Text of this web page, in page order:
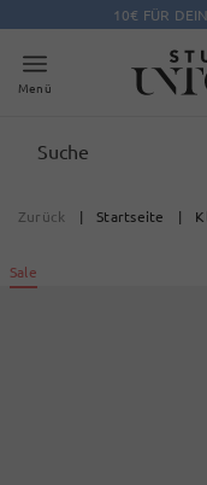
10€ FÜR
Menü
Zurück | Startseite |
Sale